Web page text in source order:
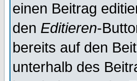
einen Beitrag
den Editieren-
bereits auf den
unterhalb des